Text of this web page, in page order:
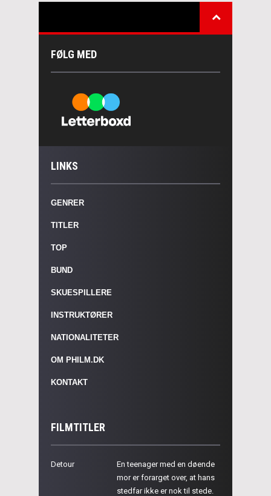
FØLG MED
LINKS
GENRER
TITLER
TOP
BUND
SKUESPILLERE
INSTRUKTØRER
NATIONALITETER
OM PHILM.DK
KONTAKT
FILMTITLER
Detour
En teenager med en døende
mor er forarget over, at hans
stedfar ikke er nok til stede.